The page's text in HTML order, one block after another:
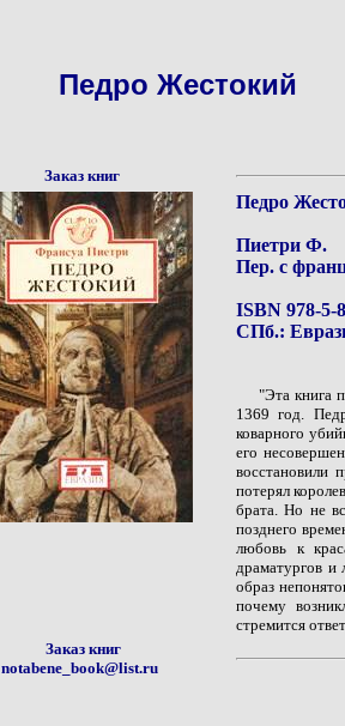
Педро Жестокий
Заказ книг
Педро
Пиетри Ф.
Пер. с
ISBN 978-5-
СПб.:
"Эта книга
1369 год.
коварного
его
восстановили
потерял
брата. Но не
позднего
любовь к
драматургов и
образ
почему
стремится
Заказ книг
notabene_book@list.ru